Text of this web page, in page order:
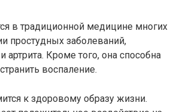
в традиционной медицине многих
простудных заболеваний,
Кроме того, она способна
воспаление.
к здоровому образу жизни.